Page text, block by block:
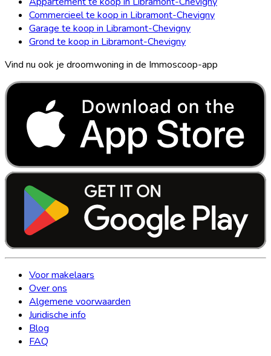
Commercieel te koop in Libramont-Chevigny
Garage te koop in Libramont-Chevigny
Grond te koop in Libramont-Chevigny
Vind nu ook je droomwoning in de Immoscoop-app
Voor makelaars
Over ons
Algemene voorwaarden
Juridische info
Blog
FAQ